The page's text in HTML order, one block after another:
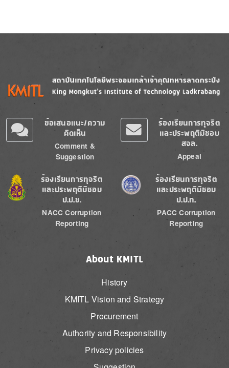
Image
ข้อเสนอแนะ/ความ
คิดเห็น
Comment &
Suggestion
ร้องเรียนการทุจริต
และประพฤติมิชอบ
สจล.
Appeal
Image
ร้องเรียนการทุจริต
และประพฤติมิชอบ
ป.ป.ช.
NACC Corruption
Reporting
Image
ร้องเรียนการทุจริต
และประพฤติมิชอบ
ป.ป.ท.
PACC Corruption
Reporting
About KMITL
History
KMITL Vision and Strategy
Procurement
Authority and Responsibility
Privacy policies